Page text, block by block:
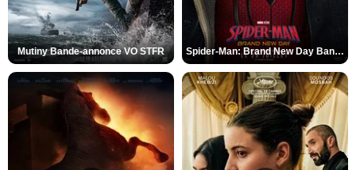
Mutiny Bande-annonce VO STFR Spider-Man: Brand New Day Bande-annonce VO STFR